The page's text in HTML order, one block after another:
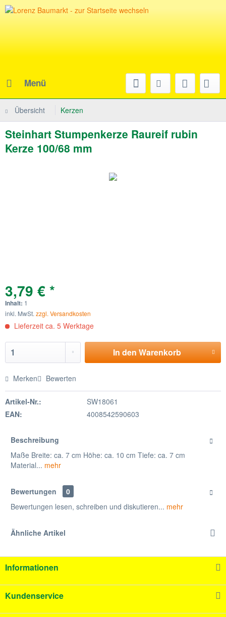
Menü
Übersicht Kerzen
Steinhart Stumpenkerze Raureif rubin
Kerze 100/68 mm
3,79 € *
Inhalt: 1
inkl. MwSt. zzgl. Versandkosten
Lieferzeit ca. 5 Werktage
In denWarenkorb
Merken Bewerten
Artikel-Nr.:
SW18061
EAN:
4008542590603
Beschreibung
Maße Breite: ca. 7 cm Höhe: ca. 10 cm Tiefe: ca. 7 cm
Material... mehr
Bewertungen
0
Bewertungen lesen, schreiben und diskutieren... mehr
Ähnliche Artikel
Informationen
Kundenservice